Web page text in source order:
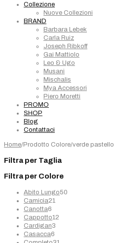
Collezione
Nuove Collezioni
BRAND
Barbara Lebek
Carla Ruiz
Joseph Ribkoff
Gai Mattiolo
Leo & Ugo
Musani
Mischalis
Mya Accessori
Piero Moretti
PROMO
SHOP
Blog
Contattaci
Home/Prodotto Colore/verde pastello
Filtra per Taglia
Filtra per Colore
Abito Lungo50
Camicia21
Canotta6
prodotti
Cappotto12
Cardigan3
Casacca6